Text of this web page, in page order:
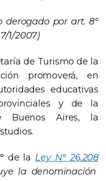
derogado por art. 8°
1/2007)
de Turismo de la
promoverá, en
educativas
y de la
Buenos Aires, la
de la Ley N° 26.208
la denominación